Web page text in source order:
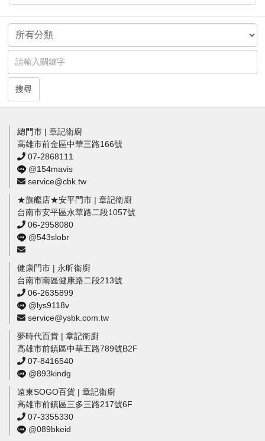
搜尋
總門市 | 章記衛廚
高雄市前金區中華三路166號
07-2868111
@154mavis
service@cbk.tw
★旗艦店★安平門市 | 章記衛廚
台南市安平區永華路二段1057號
06-2958080
@543slobr
健康門市 | 永昕衛廚
台南市南區健康路二段213號
06-2635899
@lys9118v
service@ysbk.com.tw
夢時代百貨 | 章記衛廚
高雄市前鎮區中華五路789號B2F
07-8416540
@893kindg
遠東SOGO百貨 | 章記衛廚
高雄市前鎮區三多三路217號6F
07-3355330
@089bkeid